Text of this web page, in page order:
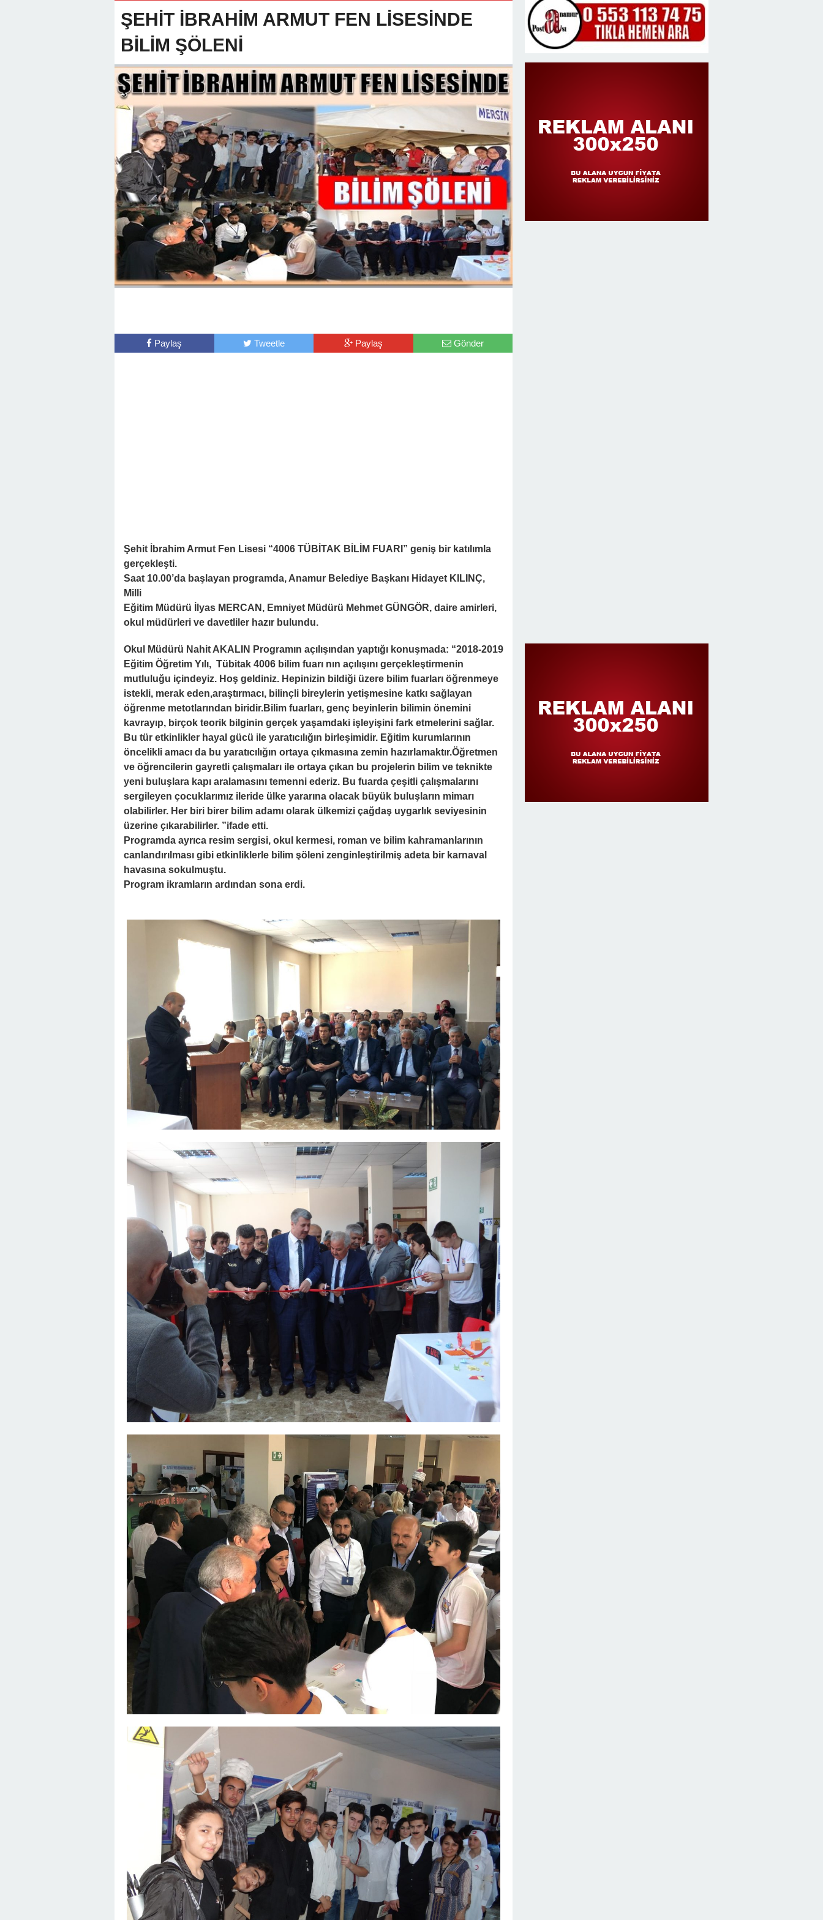
ŞEHİT İBRAHİM ARMUT FEN LİSESİNDE
BİLİM ŞÖLENİ
Paylaş Tweetle Paylaş Gönder
Şehit İbrahim Armut Fen Lisesi “4006 TÜBİTAK BİLİM FUARI” geniş bir katılımla
gerçekleşti.
Saat 10.00’da başlayan programda, Anamur Belediye Başkanı Hidayet KILINÇ,
Milli
Eğitim Müdürü İlyas MERCAN, Emniyet Müdürü Mehmet GÜNGÖR, daire amirleri,
okul müdürleri ve davetliler hazır bulundu.
Okul Müdürü Nahit AKALIN Programın açılışından yaptığı konuşmada: “2018-2019
Eğitim Öğretim Yılı, Tübitak 4006 bilim fuarı nın açılışını gerçekleştirmenin
mutluluğu içindeyiz. Hoş geldiniz. Hepinizin bildiği üzere bilim fuarları öğrenmeye
istekli, merak eden,araştırmacı, bilinçli bireylerin yetişmesine katkı sağlayan
öğrenme metotlarından biridir.Bilim fuarları, genç beyinlerin bilimin önemini
kavrayıp, birçok teorik bilginin gerçek yaşamdaki işleyişini fark etmelerini sağlar.
Bu tür etkinlikler hayal gücü ile yaratıcılığın birleşimidir. Eğitim kurumlarının
öncelikli amacı da bu yaratıcılığın ortaya çıkmasına zemin hazırlamaktır.Öğretmen
ve öğrencilerin gayretli çalışmaları ile ortaya çıkan bu projelerin bilim ve teknikte
yeni buluşlara kapı aralamasını temenni ederiz. Bu fuarda çeşitli çalışmalarını
sergileyen çocuklarımız ileride ülke yararına olacak büyük buluşların mimarı
olabilirler. Her biri birer bilim adamı olarak ülkemizi çağdaş uygarlık seviyesinin
üzerine çıkarabilirler. ”ifade etti.
Programda ayrıca resim sergisi, okul kermesi, roman ve bilim kahramanlarının
canlandırılması gibi etkinliklerle bilim şöleni zenginleştirilmiş adeta bir karnaval
havasına sokulmuştu.
Program ikramların ardından sona erdi.